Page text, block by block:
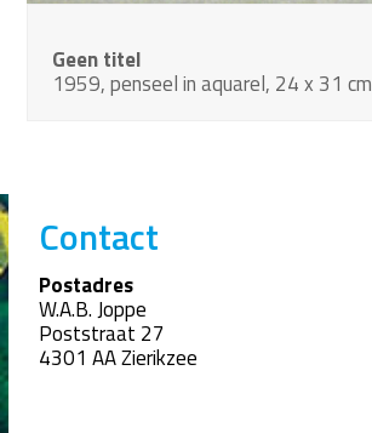
Geen titel
1959, penseel in aquarel, 24 x 31 cm
Contact
Postadres
W.A.B. Joppe
Poststraat 27
4301 AA Zierikzee